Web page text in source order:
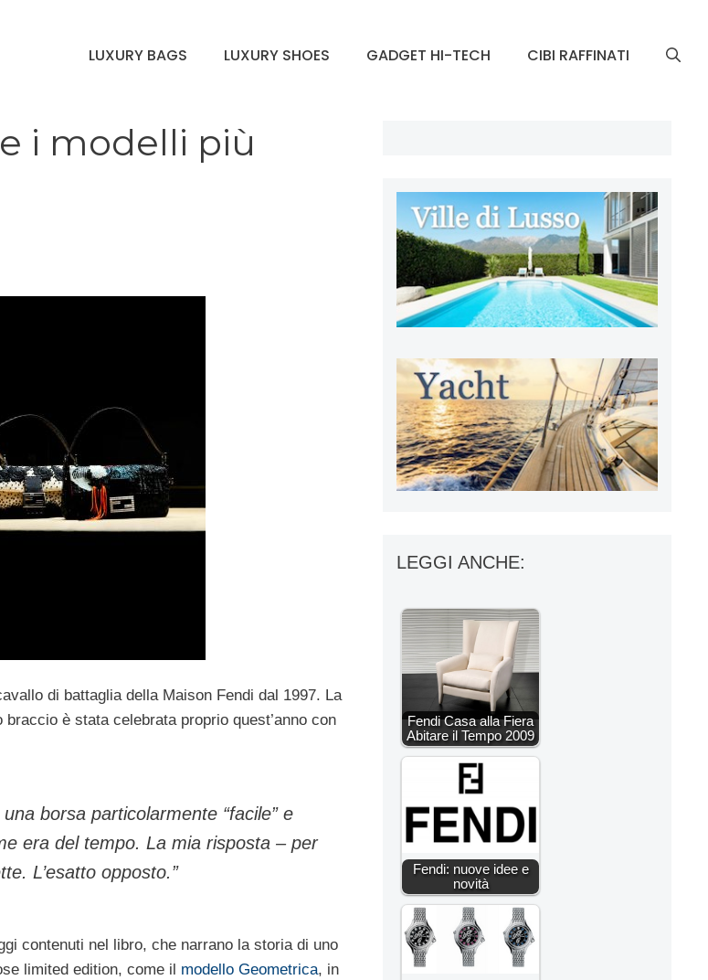
LUXURY BAGS LUXURY SHOES GADGET HI-TECH CIBI RAFFINATI
i modelli più
di battaglia della Maison Fendi dal 1997. La
è stata celebrata proprio quest’anno con
borsa particolarmente “facile” e
era del tempo. La mia risposta – per
L’esatto opposto.”
contenuti nel libro, che narrano la storia di uno
limited edition, come il modello Geometrica, in
LEGGI ANCHE:
Fendi Casa alla Fiera
Abitare il Tempo 2009
Fendi: nuove idee e
novità